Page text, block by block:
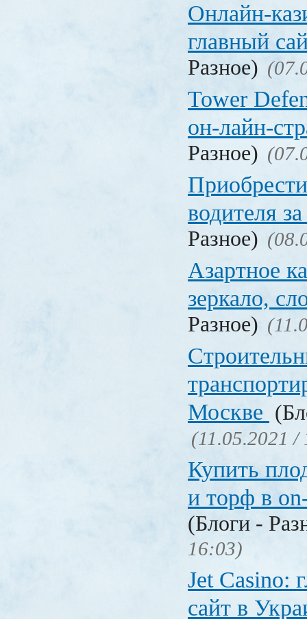
Онлайн-
главный
Разное)
Tower
он-лайн-
Разное)
водителя
Разное)
Азартное
зеркало,
Разное)
Москве
(11.05.2021 /
Купить
и торф в
(Блоги -
16:03)
Jet Сasino:
сайт в